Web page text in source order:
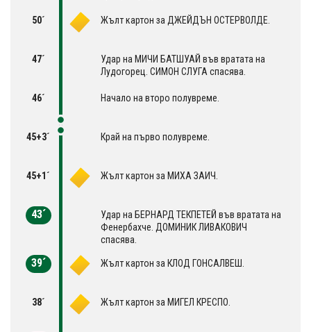
50´ Жълт картон за ДЖЕЙДЪН ОСТЕРВОЛДЕ.
47´
Удар на МИЧИ БАТШУАЙ във вратата на
Лудогорец. СИМОН СЛУГА спасява.
46´ Начало на второ полувреме.
45+3´ Край на първо полувреме.
45+1´ Жълт картон за МИХА ЗАИЧ.
43´
Удар на БЕРНАРД ТЕКПЕТЕЙ във вратата на
Фенербахче. ДОМИНИК ЛИВАКОВИЧ
спасява.
39´ Жълт картон за КЛОД ГОНСАЛВЕШ.
38´ Жълт картон за МИГЕЛ КРЕСПО.